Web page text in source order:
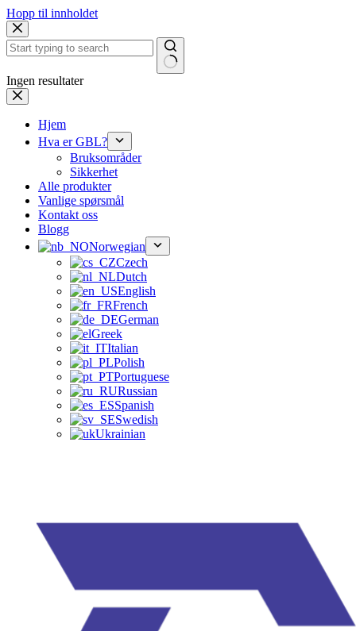
Hopp til innholdet
Ingen resultater
Hjem
Hva er GBL?
Bruksområder
Sikkerhet
Alle produkter
Vanlige spørsmål
Kontakt oss
Blogg
Norwegian
Czech
Dutch
English
French
German
Greek
Italian
Polish
Portuguese
Russian
Spanish
Swedish
Ukrainian